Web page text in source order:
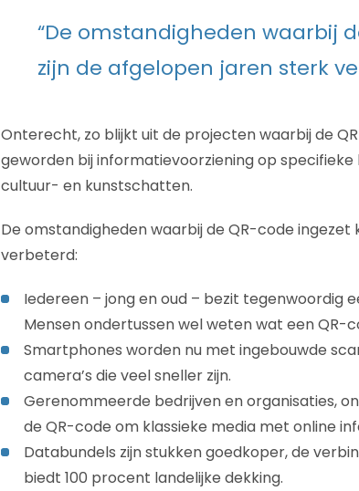
“De omstandigheden waarbij
zijn de afgelopen jaren sterk
Onterecht, zo blijkt uit de projecten waarbij de
geworden bij informatievoorziening op
cultuur- en kunstschatten.
De omstandigheden waarbij de QR-code
verbeterd:
Iedereen – jong en oud – bezit tegenwoordig
Mensen ondertussen wel weten wat een QR-
Smartphones worden nu met ingebouwde
camera’s die veel sneller zijn.
Gerenommeerde bedrijven en organisaties,
de QR-code om klassieke media met online
Databundels zijn stukken goedkoper, de
biedt 100 procent landelijke dekking.